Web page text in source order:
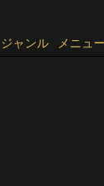
ジャンル メニュー